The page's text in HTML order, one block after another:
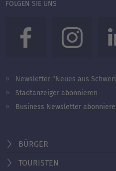
FOLGEN SIE UNS
Newsletter "Neues aus
Stadtanzeiger abonnieren
Business Newsletter
BÜRGER
TOURISTEN